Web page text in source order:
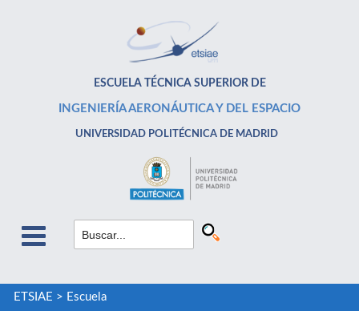
ESCUELA TÉCNICA SUPERIOR DE
INGENIERÍA AERONÁUTICA Y DEL ESPACIO
UNIVERSIDAD POLITÉCNICA DE MADRID
ETSIAE > Escuela